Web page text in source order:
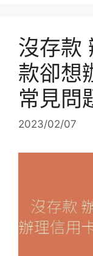
沒存款
款卻想
常見問
2023/02/07